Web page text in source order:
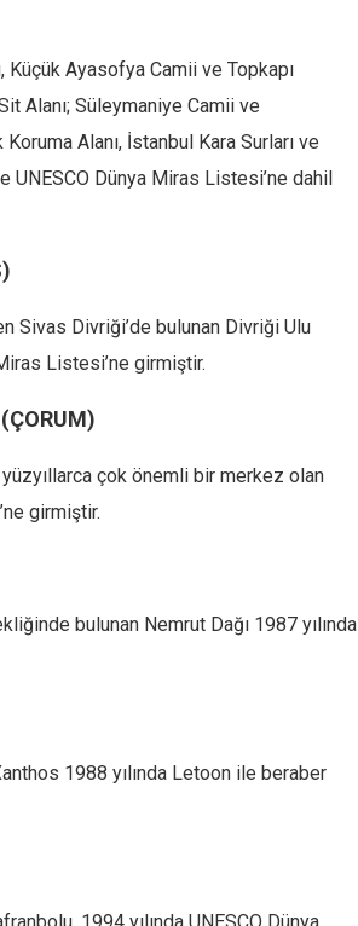
Küçük Ayasofya Camii ve Topkapı
Alanı; Süleymaniye Camii ve
Alanı, İstanbul Kara Surları ve
Dünya Miras Listesi’ne dahil
Sivas Divriği’de bulunan Divriği Ulu
Listesi’ne girmiştir.
çok önemli bir merkez olan
girmiştir.
bulunan Nemrut Dağı 1987 yılında
1988 yılında Letoon ile beraber
1994 yılında UNESCO Dünya